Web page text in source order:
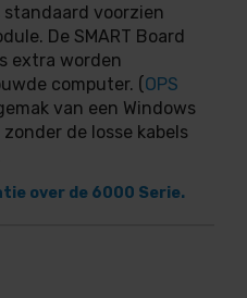
standaard voorzien
De SMART Board
extra worden
computer. (OPS
van een Windows
de losse kabels
over de 6000 Serie.